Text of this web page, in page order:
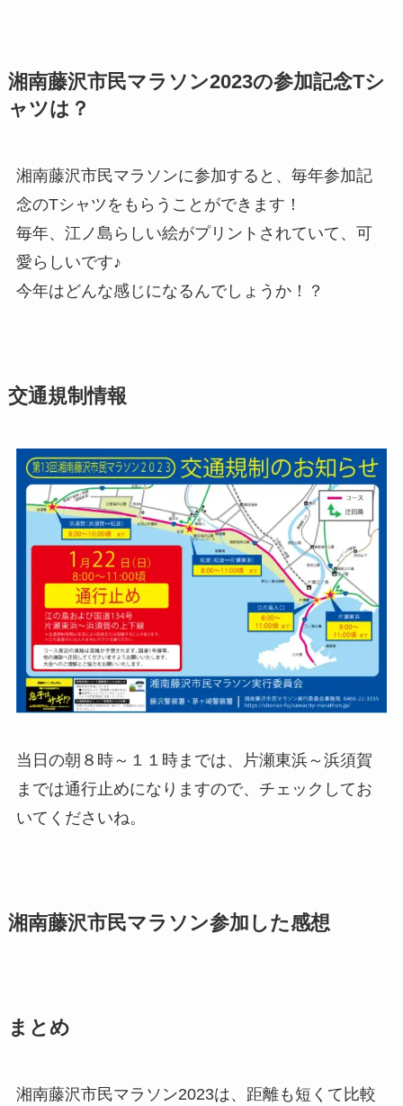
湘南藤沢市民マラソン2023の参加記念Tシ
ャツは？
湘南藤沢市民マラソンに参加すると、毎年参加記
念のTシャツをもらうことができます！
毎年、江ノ島らしい絵がプリントされていて、可
愛らしいです♪
今年はどんな感じになるんでしょうか！？
交通規制情報
当日の朝８時～１１時までは、片瀬東浜～浜須賀
までは通行止めになりますので、チェックしてお
いてくださいね。
湘南藤沢市民マラソン参加した感想
まとめ
湘南藤沢市民マラソン2023は、距離も短くて比較